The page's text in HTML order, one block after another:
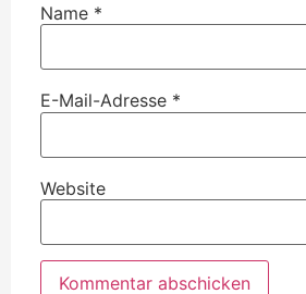
Name *
E-Mail-Adresse *
Website